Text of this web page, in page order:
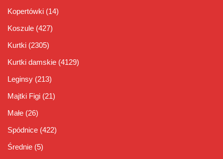
Kopertówki (14)
Koszule (427)
Kurtki (2305)
Kurtki damskie (4129)
Leginsy (213)
Majtki Figi (21)
Małe (26)
Spódnice (422)
Średnie (5)